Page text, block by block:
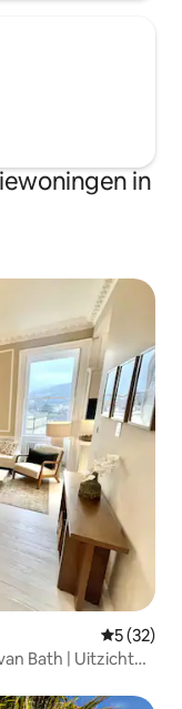
in
5 (32)
Bath | Uitzicht